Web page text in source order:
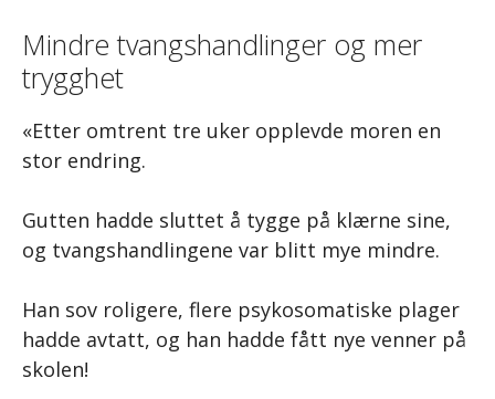
Mindre tvangshandlinger og mer
trygghet
«Etter omtrent tre uker opplevde moren en
stor endring.
Gutten hadde sluttet å tygge på klærne sine,
og tvangshandlingene var blitt mye mindre.
Han sov roligere, flere psykosomatiske plager
hadde avtatt, og han hadde fått nye venner på
skolen!